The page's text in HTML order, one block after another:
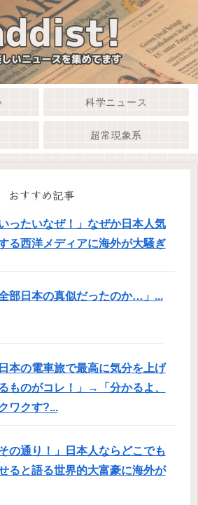
科学ニュース
超常現象系
おすすめ記事
ったいなぜ！」なぜか日本人気
る西洋メディアに海外が大騒ぎ
部日本の真似だったのか…」...
本の電車旅で最高に気分を上げ
ものがコレ！」→「分かるよ、
ワクす?...
の通り！」日本人ならどこでも
ると語る世界的大富豪に海外が